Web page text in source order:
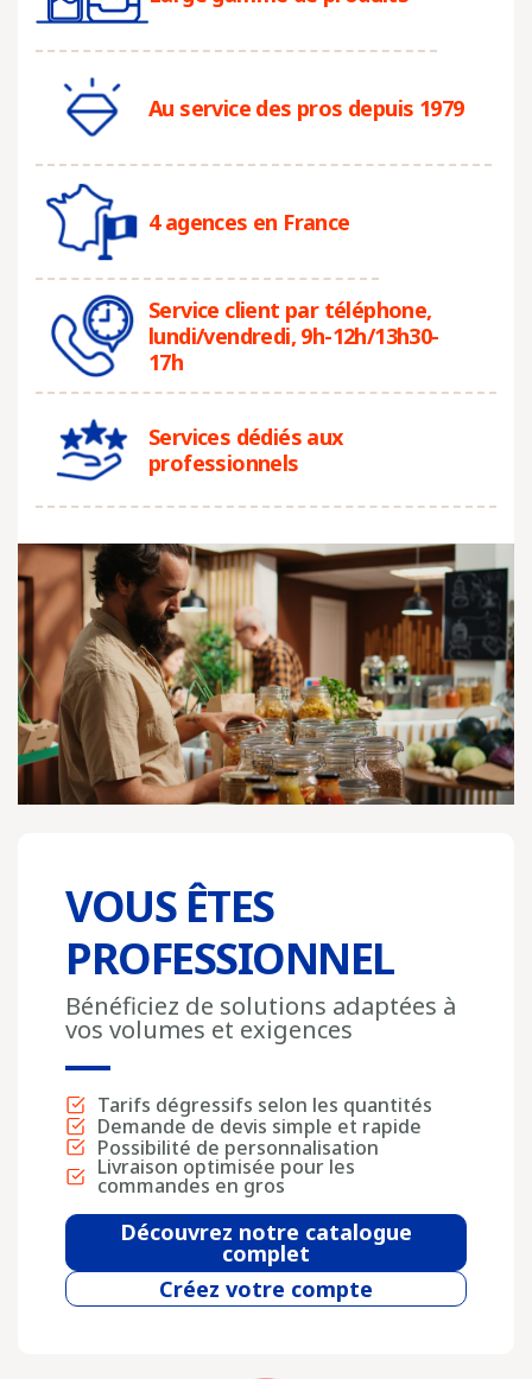
Au service des pros depuis 1979
4 agences en France
Service client par téléphone,
lundi/vendredi, 9h-12h/13h30-
17h
Services dédiés aux
professionnels
VOUS ÊTES
PROFESSIONNEL
Bénéficiez de solutions adaptées à
vos volumes et exigences
Tarifs dégressifs selon les quantités
Demande de devis simple et rapide
Possibilité de personnalisation
Livraison optimisée pour les
commandes en gros
Découvrez notre catalogue
complet
Créez votre compte